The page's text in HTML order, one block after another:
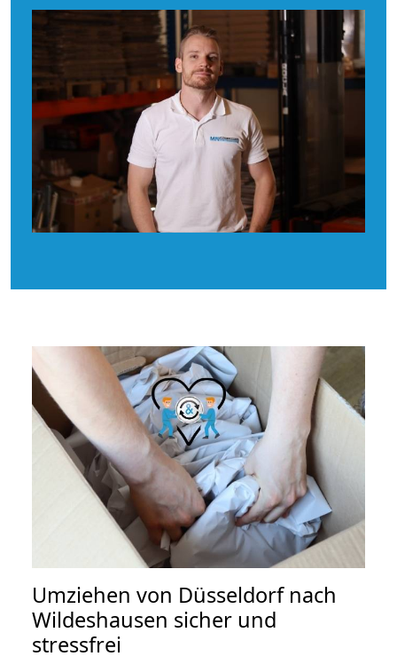
Umziehen von Düsseldorf nach
Wildeshausen sicher und
stressfrei